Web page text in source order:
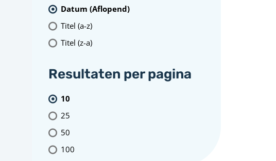
Datum (Aflopend)
Titel (a-z)
Titel (z-a)
Resultaten per pagina
10
25
50
100